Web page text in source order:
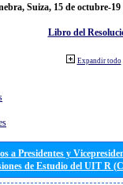
Suiza, 15 de octubre-19
Libro del
Expandir todo
a Presidentes y
de Estudio del UIT R